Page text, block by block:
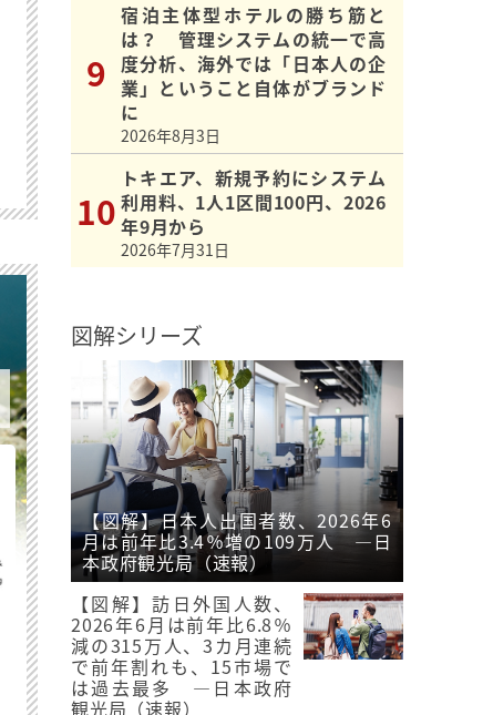
宿泊主体型ホテルの勝ち筋と
は？ 管理システムの統一で高
度分析、海外では「日本人の企
業」ということ自体がブランド
に
2026年8月3日
トキエア、新規予約にシステム
利用料、1人1区間100円、2026
年9月から
2026年7月31日
図解シリーズ
【図解】日本人出国者数、2026年6
月は前年比3.4％増の109万人 ―日
本政府観光局（速報）
【図解】訪日外国人数、
2026年6月は前年比6.8％
減の315万人、3カ月連続
で前年割れも、15市場で
は過去最多 ―日本政府
観光局（速報）